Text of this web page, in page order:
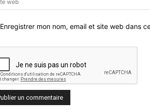
Enregistrer mon nom, email et site web dans